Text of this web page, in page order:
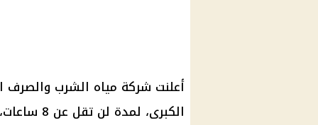
أعلنت شركة مياه الشرب
الكبرى
، لمدة